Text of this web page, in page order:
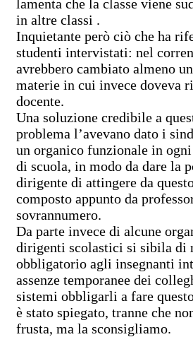
lamenta che la classe viene
in altre classi .
Inquietante però ciò che ha
studenti intervistati: nel
avrebbero cambiato almeno
materie in cui invece doveva
docente.
Una soluzione credibile a
problema l’avevano dato i
un organico funzionale in
di scuola, in modo da dare la
dirigente di attingere da
composto appunto da
sovrannumero.
Da parte invece di alcune
dirigenti scolastici si sibila di
obbligatorio agli insegnanti
assenze temporanee dei
sistemi obbligarli a fare
è stato spiegato, tranne che
frusta, ma la sconsigliamo.